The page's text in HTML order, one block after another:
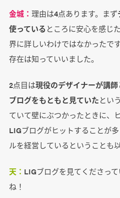
金城： 理由は4点あります。まず
使っている ところに安心を感じ
界に詳しいわけではなかったで
存在は知っていいました。
2点目は現役のデザイナーが講師
ブログをもともと見ていたとい
ていて壁にぶつかったときに、
LIGブログがヒットすることが
ルを経営しているということも
天： LIGブログを見てくださっ
ね！